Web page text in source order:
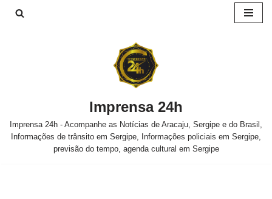
Imprensa 24h
Imprensa 24h - Acompanhe as Notícias de Aracaju, Sergipe e do Brasil,
Informações de trânsito em Sergipe, Informações policiais em Sergipe,
previsão do tempo, agenda cultural em Sergipe